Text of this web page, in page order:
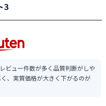
3
ビュー件数が多く品質判断がしや
、実質価格が大きく下がるのが